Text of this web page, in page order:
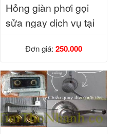
Hỏng giàn phơi gọi
sửa ngay dịch vụ tại
Đơn giá: 250.000